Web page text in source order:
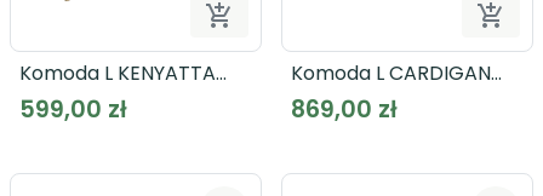

Dodaj do koszyka
Komoda L KENYATTA
KTQK211
599,00 zł

Komoda L CARDIGAN
CDGK241
869,00 zł